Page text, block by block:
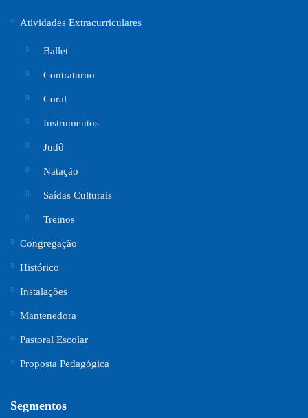
Atividades Extracurriculares
Ballet
Contraturno
Coral
Instrumentos
Judô
Natação
Saídas Culturais
Treinos
Congregação
Histórico
Instalações
Mantenedora
Pastoral Escolar
Proposta Pedagógica
Segmentos